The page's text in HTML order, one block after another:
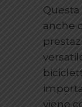
anche
viene